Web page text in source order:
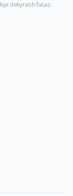
detyrash falas.